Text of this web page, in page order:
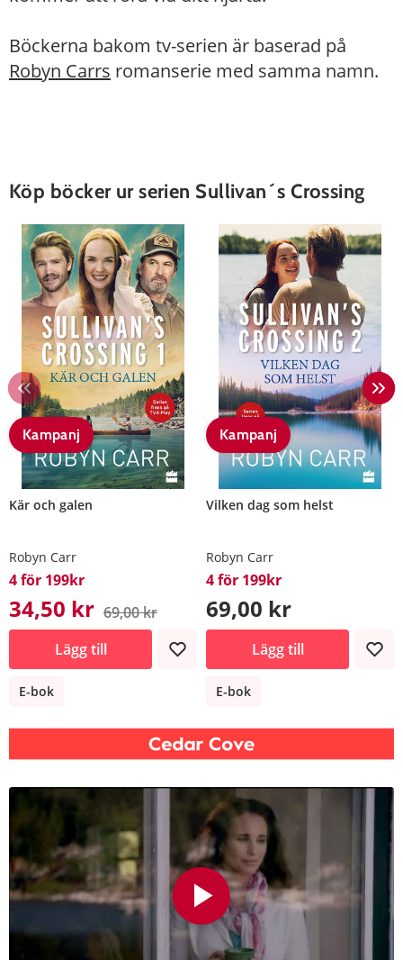
Böckerna bakom tv-serien är baserad på
Robyn Carrs romanserie med samma namn.
Köp böcker ur serien Sullivan´s Crossing
Kampanj
Kär och galen
Robyn Carr
4 för 199kr
34,50 kr 69,00 kr
Lägg till
E-bok
Kampanj
Vilken dag som helst
Robyn Carr
4 för 199kr
69,00 kr
Lägg till
E-bok